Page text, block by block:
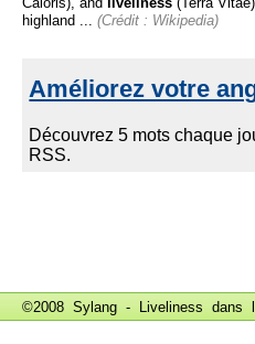
highland ...
(Crédit : Wikipedia)
©2008 Sylang - Liveliness dans